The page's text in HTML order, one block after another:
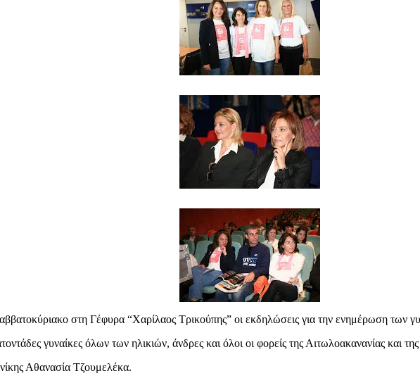
στη Γέφυρα “Χαρίλαος Τρικούπης” οι εκδηλώσεις για την ενημέρωση των
γυναίκες όλων των ηλικιών, άνδρες και όλοι οι φορείς της Αιτωλοακανανίας και
Αθανασία Τζουμελέκα.